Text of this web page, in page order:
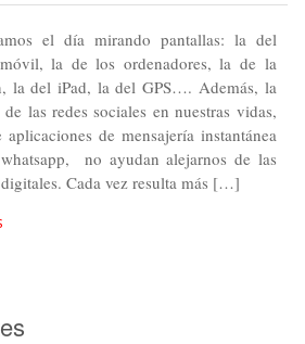
el día mirando pantallas: la del
la de los ordenadores, la de la
la del iPad, la del GPS…. Además, la
las redes sociales en nuestras vidas,
de mensajería instantánea
no ayudan alejarnos de las
Cada vez resulta más […]